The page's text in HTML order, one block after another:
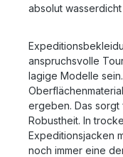
absolut wasserdicht
anspruchsvolle
lagige Modelle
ergeben. Das
Robustheit. In
Expeditionsjacken
noch immer eine